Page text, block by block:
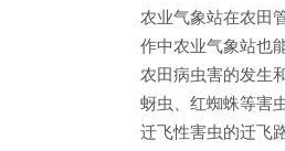
农业气象站在农田
作中农业气象站也
农田病虫害的发生
蚜虫、红蜘蛛等害
迁飞性害虫的迁飞